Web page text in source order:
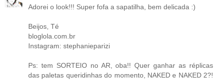
Adorei o look!!! Super fofa a sapatilha, bem delicada :)
Beijos, Té
bloglola.com.br
Instagram: stephanieparizi
Ps: tem SORTEIO no AR, oba!! Quer ganhar as réplicas
das paletas queridinhas do momento, NAKED e NAKED 2?!